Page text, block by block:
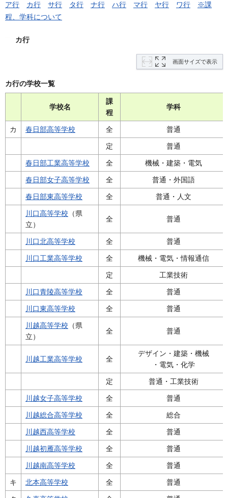
ア行 カ行 サ行 タ行 ナ行 ハ行 マ行 ヤ行 ワ行
※課
程、学科について
カ行
画面サイズで表示
カ行の学校一覧
学校名
課
程
学科
カ 春日部高等学校 全 普通
定 普通
春日部工業高等学校 全 機械・建築・電気
春日部女子高等学校 全 普通・外国語
春日部東高等学校 全 普通・人文
川口高等学校 （県
立）
全 普通
川口北高等学校 全 普通
川口工業高等学校 全 機械・電気・情報通信
定 工業技術
川口青陵高等学校 全 普通
川口東高等学校 全 普通
川越高等学校 （県
立）
全 普通
川越工業高等学校 全
デザイン・建築・機械
・電気・化学
定 普通・工業技術
川越女子高等学校 全 普通
川越総合高等学校 全 総合
川越西高等学校 全 普通
川越初雁高等学校 全 普通
川越南高等学校 全 普通
キ 北本高等学校 全 普通